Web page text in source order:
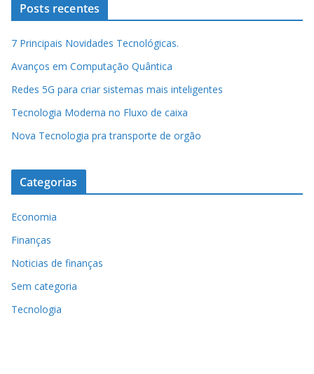
Posts recentes
7 Principais Novidades Tecnológicas.
Avanços em Computação Quântica
Redes 5G para criar sistemas mais inteligentes
Tecnologia Moderna no Fluxo de caixa
Nova Tecnologia pra transporte de orgão
Categorias
Economia
Finanças
Noticias de finanças
Sem categoria
Tecnologia